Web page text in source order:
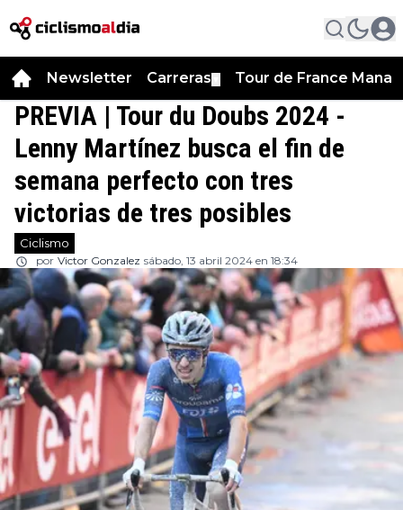
Newsletter Carreras Tour de France
PREVIA | Tour du Doubs 2024 -
Lenny Martínez busca el fin de
semana perfecto con tres
victorias de tres posibles
Ciclismo
por Victor Gonzalez sábado, 13 abril 2024 en 18:34